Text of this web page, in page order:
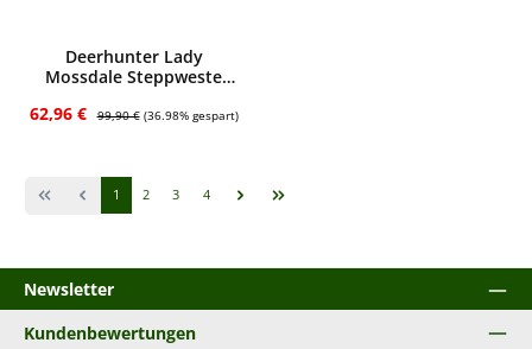
Deerhunter Lady
Mossdale Steppweste
Verkaufspreis:
62,96 € Regulärer Preis:
99,90 € (36.98% gespart)
Seite
1 Seite
2 Seite
3 Seite
4
Newsletter
Kundenbewertungen